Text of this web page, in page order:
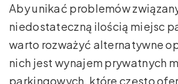
Aby unikać problemów
niedostateczną ilością miejsc
warto rozważyć alternatywne
nich jest wynajem prywatnych
parkingowych, które często